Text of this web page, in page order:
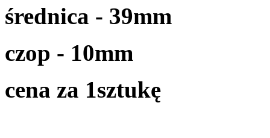
średnica - 39mm
czop - 10mm
cena za 1sztukę